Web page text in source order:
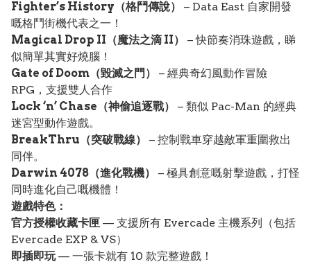
Fighter’s History（格鬥傳說）
– Data East 自家開發
嘅格鬥街機代表之一！
Magical Drop II（魔法之滴 II）
– 快節奏消珠遊戲，睇
似簡單其實好燒腦！
Gate of Doom（毀滅之門）
– 經典奇幻風動作冒險
RPG，支援雙人合作
Lock ‘n’ Chase（神偷追逐戰）
– 類似 Pac-Man 的經典
迷宮型動作遊戲。
BreakThru（突破戰線）
– 控制戰車穿越敵軍重圍救出
同伴。
Darwin 4078（進化戰機）
– 極具創意嘅射擊遊戲，打怪
同時進化自己嘅機體！
遊戲特色：
官方授權收藏卡匣 — 支援所有 Evercade 主機系列（包括
Evercade EXP & VS）
即插即玩— 一張卡就有 10 款完整遊戲！